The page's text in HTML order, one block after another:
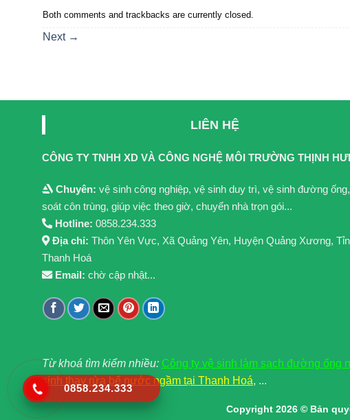
Both comments and trackbacks are currently closed.
Next →
LIÊN HỆ
CÔNG TY TNHH XD VÀ CÔNG NGHỆ MÔI TRƯỜNG THỊNH
Chuyên: vệ sinh công nghiệp, vệ sinh duy trì, vệ sinh đường
soát côn trùng, giúp việc theo giờ, chuyển nhà trọn gói...
Hotline: 0858.234.333
Địa chỉ: Thôn Yên Vực, Xã Quảng Yên, Huyện Quảng Xương,
Thanh Hoá
Email: chờ cập nhật...
Từ khoá tìm kiểm nhiều: Công ty vệ sinh làm sạch đường ống
sinh thay rửa bể nước ngầm tại Thanh Hoá, ...
Copyright 2026 © Bản
0858.234.333